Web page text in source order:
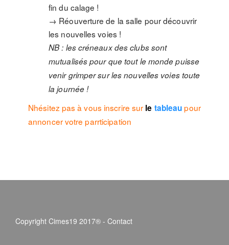
fin du calage !
→ Réouverture de la salle pour découvrir
les nouvelles voies !
NB : les créneaux des clubs sont
mutualisés pour que tout le monde puisse
venir grimper sur les nouvelles voies toute
la journée !
Nhésitez pas à vous inscrire sur le tableaupour
annoncer votre parrticipation
Copyright Cimes19 2017® - Contact